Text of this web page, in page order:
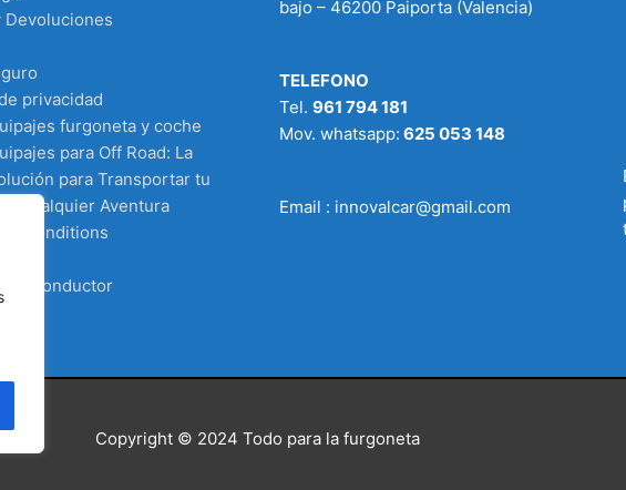
Devoluciones
privacidad
furgoneta y coche
para Off Road: La
para Transportar tu
Cualquier Aventura
Conditions
el conductor
bajo – 46200 Paiporta (Valencia)
TELEFONO
Tel. 961 794 181
Mov. whatsapp: 625 053 148
Email : innovalcar@gmail.com
Copyright © 2024 Todo para la furgoneta